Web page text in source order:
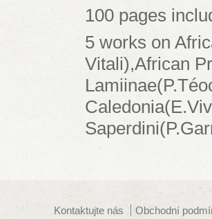
100 pages
5 works on
Vitali),African
Kontaktujte nás Obchodní